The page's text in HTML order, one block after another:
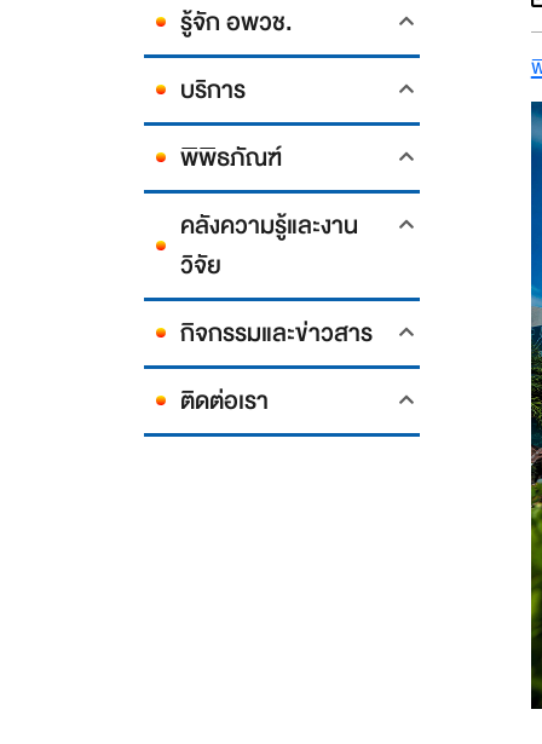
รู้จัก อพวช.
บริการ
พิพิธภัณฑ์
คลังความรู้และงาน
วิจัย
กิจกรรมและข่าวสาร
ติดต่อเรา